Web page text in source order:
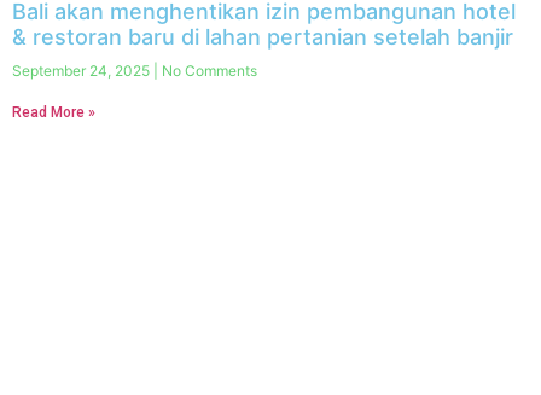
Bali akan menghentikan izin pembangunan hotel
& restoran baru di lahan pertanian setelah banjir
September 24, 2025 No Comments
Read More »